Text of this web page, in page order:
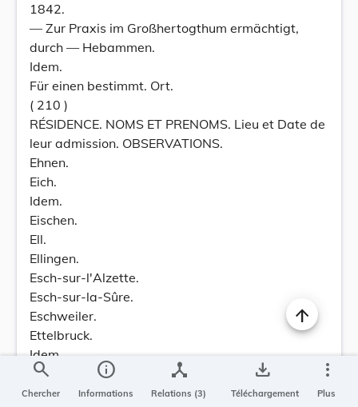
1842.
— Zur Praxis im Großhertogthum ermächtigt,
durch — Hebammen.
Idem.
Für einen bestimmt. Ort.
( 210 )
RÉSIDENCE. NOMS ET PRENOMS. Lieu et Date de
leur admission. OBSERVATIONS.
Ehnen.
Eich.
Idem.
Eischen.
Ell.
Ellingen.
Esch-sur-l'Alzette.
Esch-sur-la-Sûre.
Eschweiler.
Ettelbruck.
Idem.
Idem.
Feulen.
search
Chercher
info
Informations
device_hub
Relations (3)
save_alt
Téléchargement
more_vert
Plus